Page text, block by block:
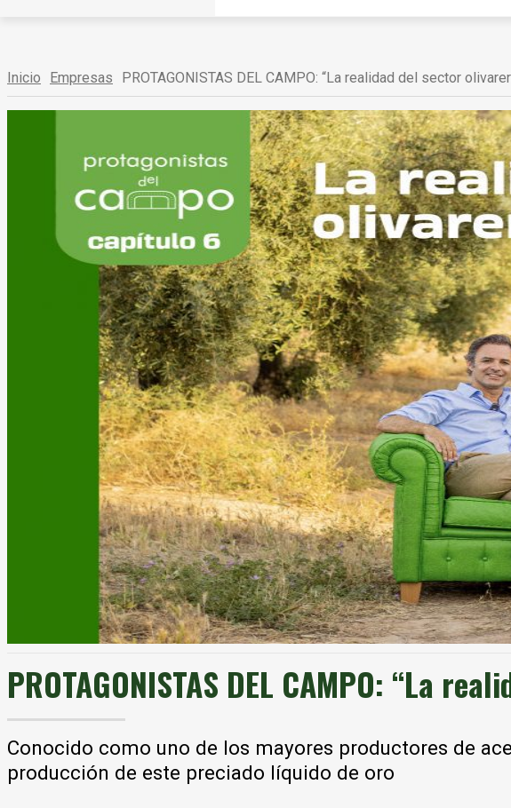
Inicio Empresas PROTAGONISTAS DEL CAMPO: “La realidad del sector
PROTAGONISTAS DEL CAMPO: “La
Conocido como uno de los mayores productores de
producción de este preciado líquido de oro